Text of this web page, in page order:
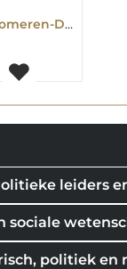
Haya van Someren-Downer
leiders
sociale
politiek en